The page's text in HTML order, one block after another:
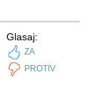
Glasaj:
ZA
PROTIV